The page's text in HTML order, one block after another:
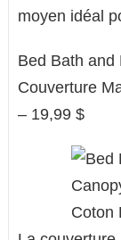
moyen idéal
Bed Bath and
Couverture
– 19,99 $